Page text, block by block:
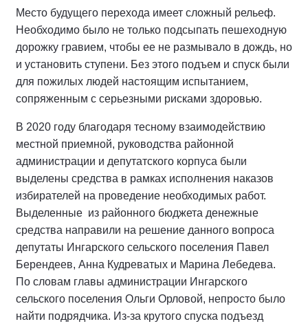
Место будущего перехода имеет сложный рельеф.
Необходимо было не только подсыпать пешеходную
дорожку гравием, чтобы ее не размывало в дождь, но
и установить ступени. Без этого подъем и спуск были
для пожилых людей настоящим испытанием,
сопряженным с серьезными рисками здоровью.
В 2020 году благодаря тесному взаимодействию
местной приемной, руководства районной
администрации и депутатского корпуса были
выделены средства в рамках исполнения наказов
избирателей на проведение необходимых работ.
Выделенные из районного бюджета денежные
средства направили на решение данного вопроса
депутаты Ингарского сельского поселения Павел
Берендеев, Анна Кудреватых и Марина Лебедева.
По словам главы администрации Ингарского
сельского поселения Ольги Орловой, непросто было
найти подрядчика. Из-за крутого спуска подъезд